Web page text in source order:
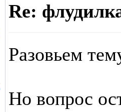
Re:
Разовьем
Но вопрос